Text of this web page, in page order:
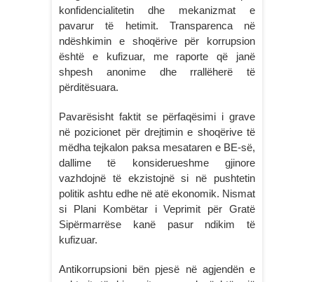
konfidencialitetin dhe mekanizmat e
pavarur të hetimit. Transparenca në
ndëshkimin e shoqërive për korrupsion
është e kufizuar, me raporte që janë
shpesh anonime dhe rrallëherë të
përditësuara.
Pavarësisht faktit se përfaqësimi i grave
në pozicionet për drejtimin e shoqërive të
mëdha tejkalon paksa mesataren e BE-së,
dallime të konsiderueshme gjinore
vazhdojnë të ekzistojnë si në pushtetin
politik ashtu edhe në atë ekonomik. Nismat
si Plani Kombëtar i Veprimit për Gratë
Sipërmarrëse kanë pasur ndikim të
kufizuar.
Antikorrupsioni bën pjesë në agjendën e